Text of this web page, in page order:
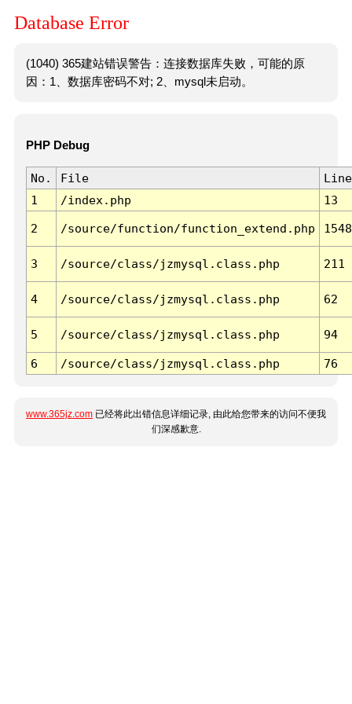
Database Error
(1040) 365建站错误警告：连接数据库失败，可能的原
因：1、数据库密码不对; 2、mysql未启动。
PHP Debug
No. File
Line
1
/index.php 13
2 /source/function/function_extend.php 1548
3 /source/class/jzmysql.class.php 211
4 /source/class/jzmysql.class.php 62
5 /source/class/jzmysql.class.php 94
6 /source/class/jzmysql.class.php 76
www.365jz.com 已经将此出错信息详细记录, 由此给您带来的访问不便我
们深感歉意.